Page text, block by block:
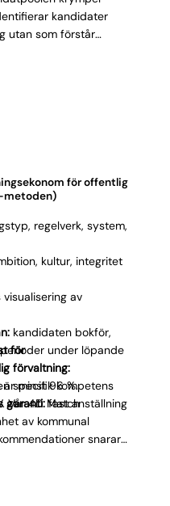
kandidater
utan som förstår
processer med för
för offentlig
metoden)
regelverk, system,
kultur, integritet
av
kandidaten bokför,
under löpande
minst 96 %.
garanti:fast anställning
för
förvaltning:
specifik kompetens
Vår 4D Match
av kommunal
snarare